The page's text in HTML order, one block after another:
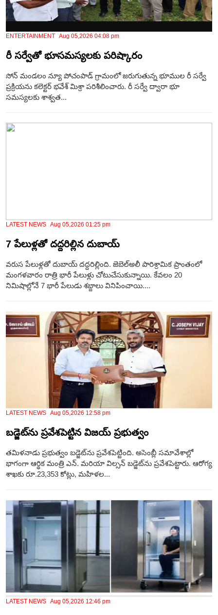
ENTERTAINMENT Aug 05,2026 04:08 pm
రీ సర్వేతో భూసమస్యలకు పరిష్కారం
సోన్ మండలం న్యూ పోచంపాడ్ గ్రామంలో జరుగుతున్న భూముల రీ సర్వే
ప్రక్రియను కలెక్టర్ భవేశ్ మిశ్రా పరిశీలించారు. రీ సర్వే ద్వారా భూ
సమస్యలకు శాశ్వత...
LATEST NEWS Aug 05,2026 01:25 pm
7 పేలుళ్లతో దద్దరిల్లిన దుబాయ్‌
వరుస పేలుళ్లతో దుబాయ్‌ దద్దరిల్లింది. జెబెల్అలీ పారిశ్రామిక ప్రాంతంలో
మంగళవారం రాత్రి భారీ పేలుళ్లు చోటుచేసుకున్నాయి. కేవలం 20
నిమిషాల్లోనే 7 భారీ పేలుడు శబ్దాలు వినిపించాయి....
LATEST NEWS Aug 05,2026 12:58 pm
బడ్జెట్‌ను ప్రవేశపెట్టిన విజ‌య్ ప్ర‌భుత్వం
తమిళనాడు ప్రభుత్వం బడ్జెట్‌ను ప్రవేశపెట్టింది. అసెంబ్లీ సమావేశాల్లో
భాగంగా ఆర్థిక మంత్రి ఎన్‌. మరియా విల్సన్‌ బడ్జెట్‌ను ప్రవేశపెట్టారు. ఆరోగ్య
శాఖకు రూ.23,353 కోట్లు, మహిళల...
LATEST NEWS Aug 05,2026 12:46 pm